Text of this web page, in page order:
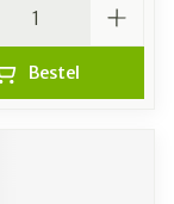
Bestel